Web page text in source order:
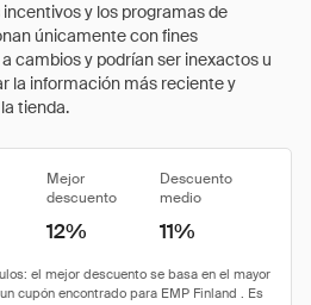
y los programas de
únicamente con fines
cambios y podrían ser inexactos u
la información más reciente y
tienda.
Mejor
descuento
Descuento
medio
12% 11%